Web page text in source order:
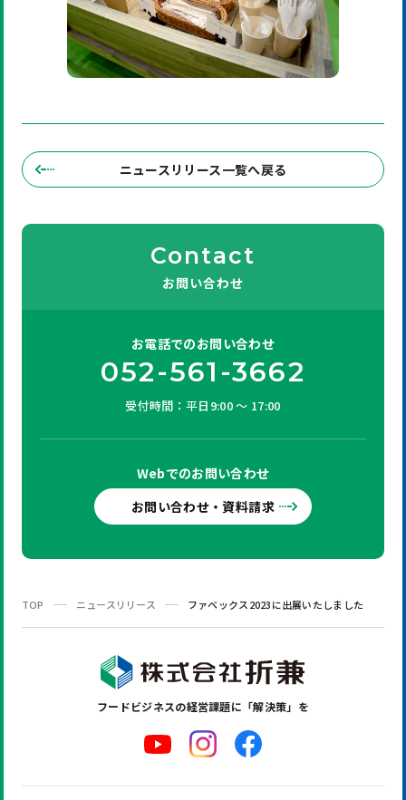
ニュースリリース一覧へ戻る
Contact
お問い合わせ
お電話でのお問い合わせ
052-561-3662
受付時間：平日9:00 ～ 17:00
Webでのお問い合わせ
お問い合わせ・資料請求
TOP ニュースリリース ファベックス2023に出展いたしました
フードビジネスの経営課題に「解決策」を